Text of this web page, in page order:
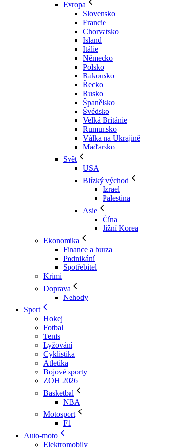
Evropa
Slovensko
Francie
Chorvatsko
Island
Itálie
Německo
Polsko
Rakousko
Řecko
Rusko
Španělsko
Švédsko
Velká Británie
Rumunsko
Válka na Ukrajině
Maďarsko
Svět
USA
Blízký východ
Izrael
Palestina
Asie
Čína
Jižní Korea
Ekonomika
Finance a burza
Podnikání
Spotřebitel
Krimi
Doprava
Nehody
Sport
Hokej
Fotbal
Tenis
Lyžování
Cyklistika
Atletika
Bojové sporty
ZOH 2026
Basketbal
NBA
Motosport
F1
Auto-moto
Elektromobily